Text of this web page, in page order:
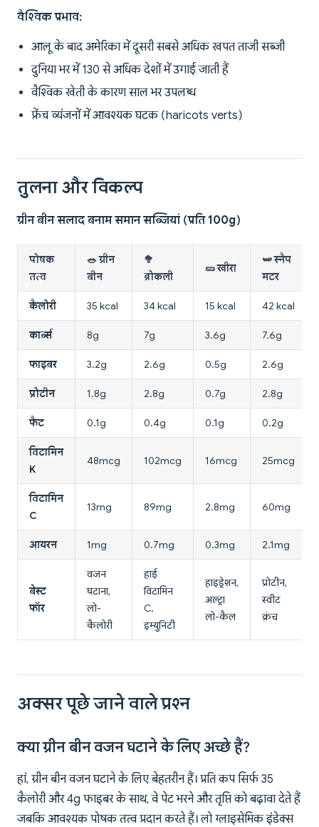
वैश्विक प्रभाव:
आलू के बाद अमेरिका में दूसरी सबसे अधिक खपत ताजी सब्जी
दुनिया भर में 130 से अधिक देशों में उगाई जाती हैं
वैश्विक खेती के कारण साल भर उपलब्ध
फ्रेंच व्यंजनों में आवश्यक घटक (haricots verts)
तुलना और विकल्प
ग्रीन बीन सलाद बनाम समान सब्जियां (प्रति 100g)
पोषक
तत्व
🥗 ग्रीन
बीन
🥦
ब्रोकली
🥒 खीरा
🫛 स्नैप
मटर
कैलोरी 35 kcal 34 kcal 15 kcal 42 kcal
कार्ब्स 8g 7g 3.6g 7.6g
फाइबर 3.2g 2.6g 0.5g 2.6g
प्रोटीन 1.8g 2.8g 0.7g 2.8g
फैट 0.1g 0.4g 0.1g 0.2g
विटामिन
K
48mcg 102mcg 16mcg 25mcg
विटामिन
C
13mg 89mg 2.8mg 60mg
आयरन 1mg 0.7mg 0.3mg 2.1mg
बेस्ट
फॉर
वजन
घटाना,
लो-
कैलोरी
हाई
विटामिन
C,
इम्युनिटी
हाइड्रेशन,
अल्ट्रा
लो-कैल
प्रोटीन,
स्वीट
क्रंच
अक्सर पूछे जाने वाले प्रश्न
क्या ग्रीन बीन वजन घटाने के लिए अच्छे हैं?
हां, ग्रीन बीन वजन घटाने के लिए बेहतरीन हैं। प्रति कप सिर्फ 35
कैलोरी और 4g फाइबर के साथ, वे पेट भरने और तृप्ति को बढ़ावा देते हैं
जबकि आवश्यक पोषक तत्व प्रदान करते हैं। लो ग्लाइसेमिक इंडेक्स